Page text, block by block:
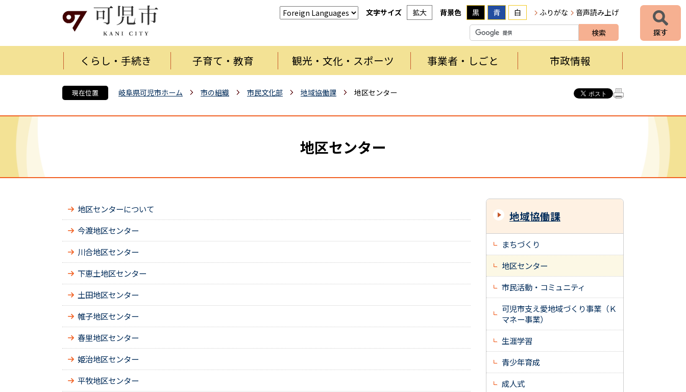
文字サイズ 拡大 背景色 黒 青 白 ふりがな 音声読み上げ
くらし・手続き 子育て・教育 観光・文化・スポーツ 事業者・しごと 市政情報
現在位置 岐阜県可児市ホーム 市の組織 市民文化部 地域協働課 地区センター
地区センター
地区センターについて
今渡地区センター
川合地区センター
下恵土地区センター
土田地区センター
帷子地区センター
春里地区センター
姫治地区センター
平牧地区センター
地域協働課
まちづくり
地区センター
市民活動・コミュニティ
可児市支え愛地域づくり事業（Ｋ
マネー事業）
生涯学習
青少年育成
成人式